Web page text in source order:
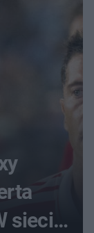
sieci